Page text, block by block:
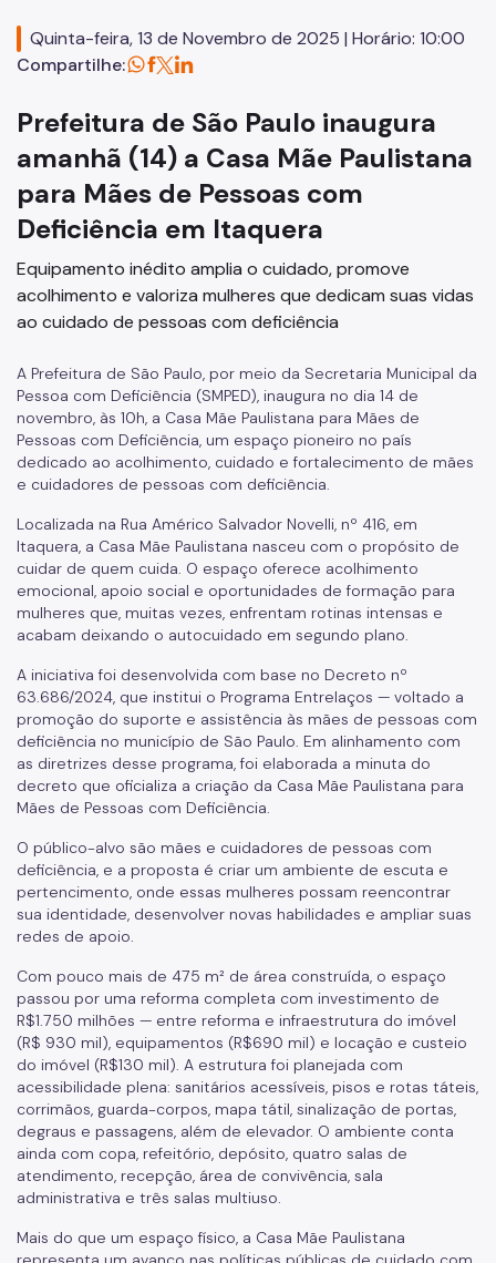
Comissão Permanente de Acessibilidade (CPA)
Conselho Municipal da Pessoa com Deficiência (CMPD)
Informações para a imprensa sobre a SMPED
Notícias da SMPED
Fale com a SMPED
Quinta-feira, 13 de Novembro de 2025 | Horário: 10:00
Compartilhe:
Prefeitura de São Paulo inaugura
amanhã (14) a Casa Mãe Paulistana
para Mães de Pessoas com
Deficiência em Itaquera
Equipamento inédito amplia o cuidado, promove
acolhimento e valoriza mulheres que dedicam suas vidas
ao cuidado de pessoas com deficiência
A Prefeitura de São Paulo, por meio da Secretaria Municipal da
Pessoa com Deficiência (SMPED), inaugura no dia 14 de
novembro, às 10h, a Casa Mãe Paulistana para Mães de
Pessoas com Deficiência, um espaço pioneiro no país
dedicado ao acolhimento, cuidado e fortalecimento de mães
e cuidadores de pessoas com deficiência.
Localizada na Rua Américo Salvador Novelli, nº 416, em
Itaquera, a Casa Mãe Paulistana nasceu com o propósito de
cuidar de quem cuida. O espaço oferece acolhimento
emocional, apoio social e oportunidades de formação para
mulheres que, muitas vezes, enfrentam rotinas intensas e
acabam deixando o autocuidado em segundo plano.
A iniciativa foi desenvolvida com base no Decreto nº
63.686/2024, que institui o Programa Entrelaços — voltado a
promoção do suporte e assistência às mães de pessoas com
deficiência no município de São Paulo. Em alinhamento com
as diretrizes desse programa, foi elaborada a minuta do
decreto que oficializa a criação da Casa Mãe Paulistana para
Mães de Pessoas com Deficiência.
O público-alvo são mães e cuidadores de pessoas com
deficiência, e a proposta é criar um ambiente de escuta e
pertencimento, onde essas mulheres possam reencontrar
sua identidade, desenvolver novas habilidades e ampliar suas
redes de apoio.
Com pouco mais de 475 m² de área construída, o espaço
passou por uma reforma completa com investimento de
R$1.750 milhões — entre reforma e infraestrutura do imóvel
(R$ 930 mil), equipamentos (R$690 mil) e locação e custeio
do imóvel (R$130 mil). A estrutura foi planejada com
acessibilidade plena: sanitários acessíveis, pisos e rotas táteis,
corrimãos, guarda-corpos, mapa tátil, sinalização de portas,
degraus e passagens, além de elevador. O ambiente conta
ainda com copa, refeitório, depósito, quatro salas de
atendimento, recepção, área de convivência, sala
administrativa e três salas multiuso.
Mais do que um espaço físico, a Casa Mãe Paulistana